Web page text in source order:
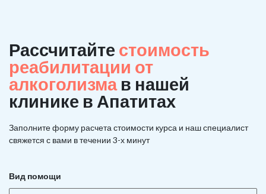
Рассчитайте стоимость
реабилитации от
алкоголизма в нашей
клинике в Апатитах
Заполните форму расчета стоимости курса и наш специалист
свяжется с вами в течении 3-х минут
Вид помощи